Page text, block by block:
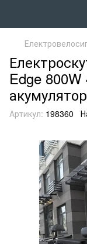
Edge 800W
акумулятор
Артикул: 198360